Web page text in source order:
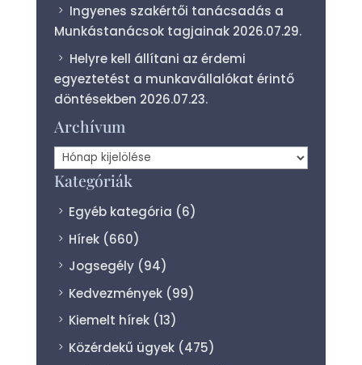
Ingyenes szakértői tanácsadás a
Munkástanácsok tagjainak 2026.07.29.
Helyre kell állítani az érdemi
egyeztetést a munkavállalókat érintő
döntésekben 2026.07.23.
Archívum
Archívum
Kategóriák
Egyéb kategória (6)
Hírek (660)
Jogsegély (94)
Kedvezmények (99)
Kiemelt hírek (13)
Közérdekű ügyek (475)